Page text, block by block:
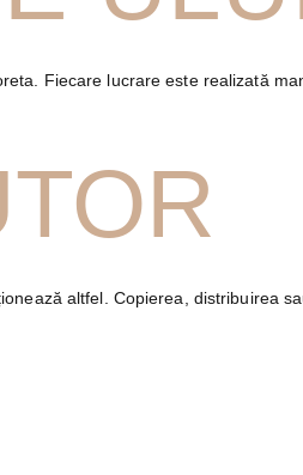
Fiecare lucrare este realizată
altfel. Copierea, distribuirea